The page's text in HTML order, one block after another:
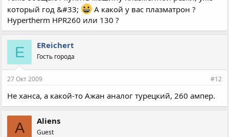
который год &#33;
А какой у вас плазматрон ?
Hypertherm HPR260 или 130 ?
E EReichert
Гость города
27 Окт 2009 #12
Не ханса, а какой-то Ажан аналог турецкий, 260 ампер.
A Aliens
Guest